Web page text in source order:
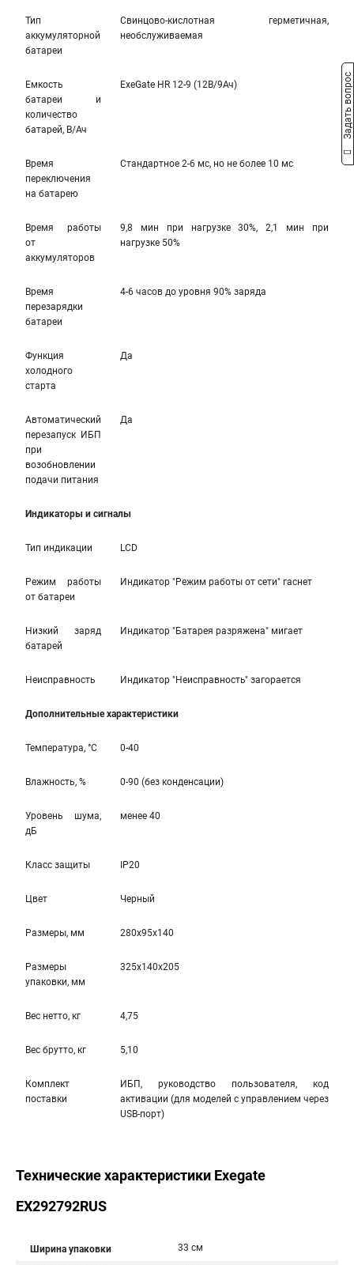
Тип
аккумуляторной
батареи
Свинцово-кислотная герметичная,
необслуживаемая
Емкость
батареи и
количество
батарей, В/Ач
ExeGate HR 12-9 (12В/9Ач)
Время
переключения
на батарею
Стандартное 2-6 мс, но не более 10 мс
Время работы
от
аккумуляторов
9,8 мин при нагрузке 30%, 2,1 мин при
нагрузке 50%
Время
перезарядки
батареи
4-6 часов до уровня 90% заряда
Функция
холодного
старта
Да
Автоматический
перезапуск ИБП
при
возобновлении
подачи питания
Да
Индикаторы и сигналы
Тип индикации LCD
Режим работы
от батареи
Индикатор "Режим работы от сети" гаснет
Низкий заряд
батарей
Индикатор "Батарея разряжена" мигает
Неисправность Индикатор "Неисправность" загорается
Дополнительные характеристики
Температура, °С 0-40
Влажность, % 0-90 (без конденсации)
Уровень шума,
дБ
менее 40
Класс защиты IP20
Цвет Черный
Размеры, мм 280x95x140
Размеры
упаковки, мм
325x140x205
Вес нетто, кг 4,75
Вес брутто, кг 5,10
Комплект
поставки
ИБП, руководство пользователя, код
активации (для моделей с управлением через
USB-порт)
Технические характеристики Exegate
EX292792RUS
Ширина упаковки 33 см
Задать вопрос